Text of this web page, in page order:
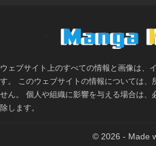
2年
2年前 2年
第42話
2年前
第
2年
ウェブサイト上のすべての情報と画像は、
す。 このウェブサイトの情報については、
せん。 個人や組織に影響を与える場合は、
除します。
© 2026 - Made